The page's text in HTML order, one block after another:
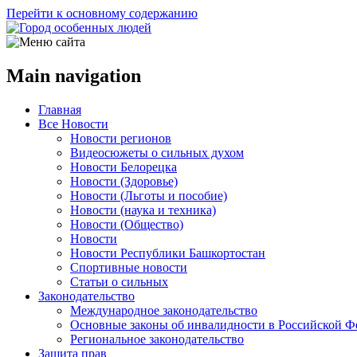
Перейти к основному содержанию
Main navigation
Главная
Все Новости
Новости регионов
Видеосюжеты о сильных духом
Новости Белорецка
Новости (Здоровье)
Новости (Льготы и пособие)
Новости (наука и техника)
Новости (Общество)
Новости
Новости Республики Башкортостан
Спортивные новости
Статьи о сильных
Законодательство
Международное законодательство
Основные законы об инвалидности в Российской
Региональное законодательство
Защита прав